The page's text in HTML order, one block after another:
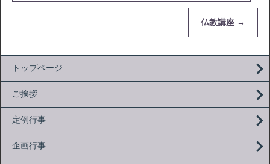
仏教講座 →
トップページ
ご挨拶
定例行事
企画行事